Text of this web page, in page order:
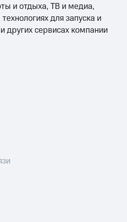
и отдыха, ТВ и медиа,
для запуска и
других сервисах компании